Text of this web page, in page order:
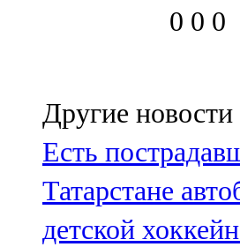
0 0 0
Другие новости
Есть
Татарстане
детской